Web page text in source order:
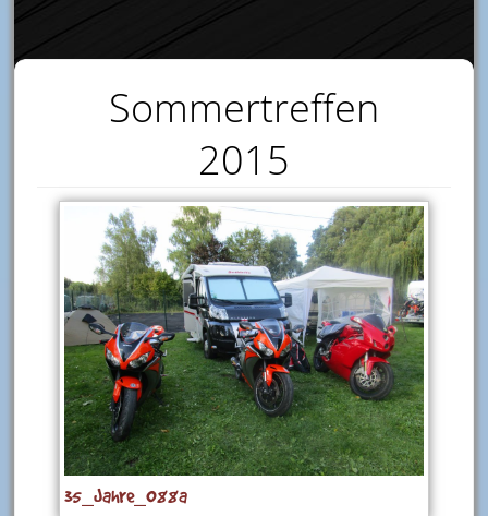
Sommertreffen
2015
35_Jahre_088a